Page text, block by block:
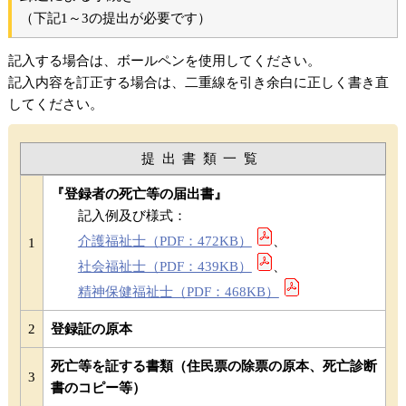
（下記1～3の提出が必要です）
記入する場合は、ボールペンを使用してください。
記入内容を訂正する場合は、二重線を引き余白に正しく書き直
してください。
提出書類一覧
1
『登録者の死亡等の届出書』
記入例及び様式：
介護福祉士（PDF：472KB）
社会福祉士（PDF：439KB）
精神保健福祉士（PDF：468KB）
2 登録証の原本
3
死亡等を証する書類（住民票の除票の原本、死亡診断
書のコピー等）